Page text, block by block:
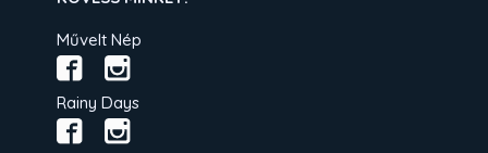
Művelt Nép
Rainy Days